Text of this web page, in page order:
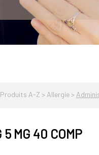
Produits A-Z > Allergie>
5 MG 40 COMP